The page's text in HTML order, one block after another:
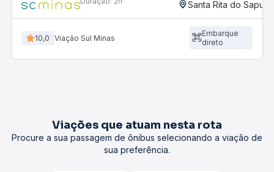
Santa Rita do
10,0 Viação Sul Minas
Embarque
direto
Viações que atuam nesta rota
Procure a sua passagem de ônibus selecionando a viação de
sua preferência.